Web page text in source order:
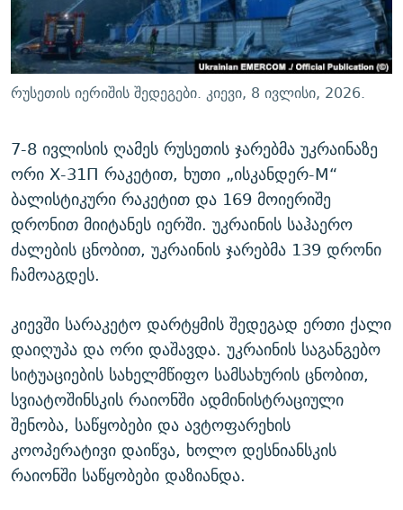
ᲛᲝᲚᲐᲞᲐᲠᲐᲙᲔ ᲢᲔᲥᲡᲢᲔᲑᲘ
ᲨᲘᲜ - ᲣᲪᲮᲝᲔᲗᲨᲘ
ᲚᲘᲢᲔᲠᲐᲢᲣᲠᲣᲚᲘ ᲬᲐᲮᲜᲐᲒᲔᲑᲘ
ᲘᲛᲞᲔᲠᲘᲐ ᲓᲐ ᲠᲐᲓᲘᲝ
ᲩᲔᲛᲘ ᲡᲘᲙᲕᲓᲘᲚᲘᲡ ᲛᲘᲖᲔᲖᲘᲐ COVID-19
11 ᲬᲔᲚᲘ - 11 ᲐᲛᲑᲐᲕᲘ
ᲡᲐᲞᲐᲠᲚᲐᲛᲔᲜᲢᲝ ᲐᲠᲩᲔᲕᲜᲔᲑᲘᲡ ᲘᲡᲢᲝᲠᲘᲐ
5 ᲐᲛᲑᲐᲕᲘ - 20 ᲘᲕᲜᲘᲡᲡ ᲓᲐᲨᲐᲕᲔᲑᲣᲚᲔᲑᲘ
ᲐᲒᲕᲘᲡᲢᲝᲡ ᲝᲛᲘ
ПРИВЕТ ᲙᲣᲚᲢᲣᲠᲐ
ᲒᲐᲛᲝᲘᲬᲔᲠᲔ
რთე/რთ-ის ყველა საიტი
რუსეთის იერიშის შედეგები. კიევი, 8 ივლისი, 2026.
7-8 ივლისის ღამეს რუსეთის ჯარებმა უკრაინაზე
ორი Х-31П რაკეტით, ხუთი „ისკანდერ-M“
ბალისტიკური რაკეტით და 169 მოიერიშე
დრონით მიიტანეს იერში. უკრაინის საჰაერო
ძალების ცნობით, უკრაინის ჯარებმა 139 დრონი
ჩამოაგდეს.
კიევში სარაკეტო დარტყმის შედეგად ერთი ქალი
დაიღუპა და ორი დაშავდა. უკრაინის საგანგებო
სიტუაციების სახელმწიფო სამსახურის ცნობით,
სვიატოშინსკის რაიონში ადმინისტრაციული
შენობა, საწყობები და ავტოფარეხის
კოოპერატივი დაიწვა, ხოლო დესნიანსკის
რაიონში საწყობები დაზიანდა.